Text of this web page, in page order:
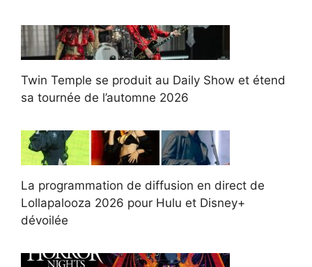
Twin Temple se produit au Daily Show et étend
sa tournée de l’automne 2026
La programmation de diffusion en direct de
Lollapalooza 2026 pour Hulu et Disney+
dévoilée